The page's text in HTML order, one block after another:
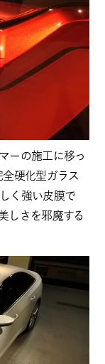
ーの施工に移っ
硬化型ガラス
く強い皮膜で
しさを邪魔する